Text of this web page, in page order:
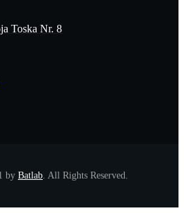
Toska Nr. 8
by Batlab . All Rights Reserved.